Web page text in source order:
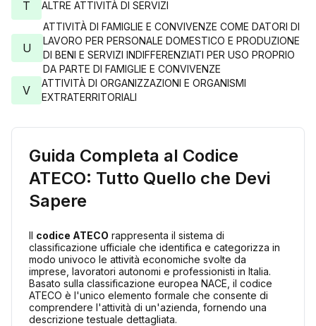
T ALTRE ATTIVITÀ DI SERVIZI
U
ATTIVITÀ DI FAMIGLIE E CONVIVENZE COME DATORI DI
LAVORO PER PERSONALE DOMESTICO E PRODUZIONE
DI BENI E SERVIZI INDIFFERENZIATI PER USO PROPRIO
DA PARTE DI FAMIGLIE E CONVIVENZE
V
ATTIVITÀ DI ORGANIZZAZIONI E ORGANISMI
EXTRATERRITORIALI
Guida Completa al Codice
ATECO: Tutto Quello che Devi
Sapere
Il codice ATECO rappresenta il sistema di
classificazione ufficiale che identifica e categorizza in
modo univoco le attività economiche svolte da
imprese, lavoratori autonomi e professionisti in Italia.
Basato sulla classificazione europea NACE, il codice
ATECO è l'unico elemento formale che consente di
comprendere l'attività di un'azienda, fornendo una
descrizione testuale dettagliata.